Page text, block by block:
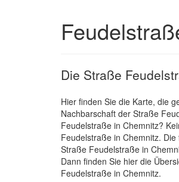
Die Straße
Hier finden Sie die Karte, die
Nachbarschaft der Straße
Feudelstraße in Chemnitz?
Feudelstraße in Chemnitz.
Straße Feudelstraße in
Dann finden Sie hier die
Feudelstraße in Chemnitz.